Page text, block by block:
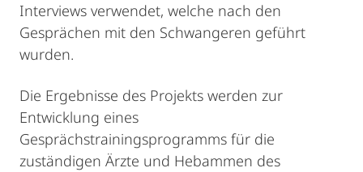
Interviews verwendet, welche nach den
Gesprächen mit den Schwangeren geführt
wurden.
Die Ergebnisse des Projekts werden zur
Entwicklung eines
Gesprächstrainingsprogramms für die
zuständigen Ärzte und Hebammen des